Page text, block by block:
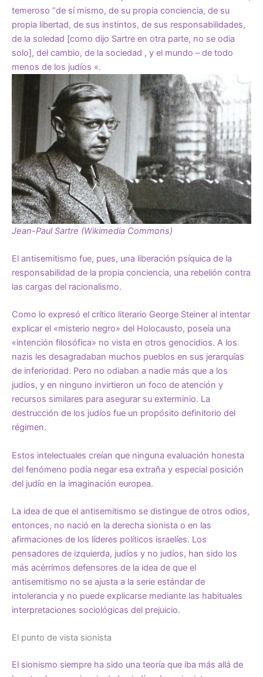
temeroso “de sí mismo, de su propia conciencia, de su
propia libertad, de sus instintos, de sus responsabilidades,
de la soledad [como dijo Sartre en otra parte, no se odia
solo], del cambio, de la sociedad , y el mundo – de todo
menos de los judíos «.
Jean-Paul Sartre (Wikimedia Commons)
El antisemitismo fue, pues, una liberación psíquica de la
responsabilidad de la propia conciencia, una rebelión contra
las cargas del racionalismo.
Como lo expresó el crítico literario George Steiner al intentar
explicar el «misterio negro» del Holocausto, poseía una
«intención filosófica» no vista en otros genocidios. A los
nazis les desagradaban muchos pueblos en sus jerarquías
de inferioridad. Pero no odiaban a nadie más que a los
judíos, y en ninguno invirtieron un foco de atención y
recursos similares para asegurar su exterminio. La
destrucción de los judíos fue un propósito definitorio del
régimen.
Estos intelectuales creían que ninguna evaluación honesta
del fenómeno podía negar esa extraña y especial posición
del judío en la imaginación europea.
La idea de que el antisemitismo se distingue de otros odios,
entonces, no nació en la derecha sionista o en las
afirmaciones de los líderes políticos israelíes. Los
pensadores de izquierda, judíos y no judíos, han sido los
más acérrimos defensores de la idea de que el
antisemitismo no se ajusta a la serie estándar de
intolerancia y no puede explicarse mediante las habituales
interpretaciones sociológicas del prejuicio.
El punto de vista sionista
El sionismo siempre ha sido una teoría que iba más allá de